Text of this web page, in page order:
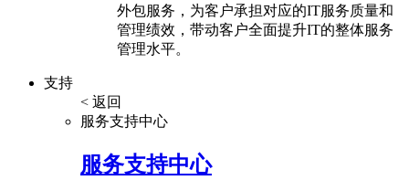
外包服务，为客户承担对应的IT服务质量和
管理绩效，带动客户全面提升IT的整体服务
管理水平。
支持
< 返回
服务支持中心
服务支持中心